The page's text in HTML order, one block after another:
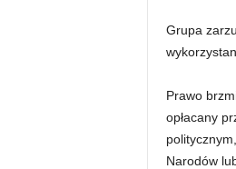
Grupa
Prawo
opłacany
Narodów